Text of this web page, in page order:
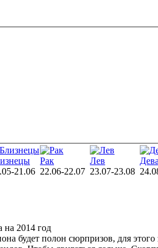
21.06
Рак
22.06-22.07
Лев
23.07-23.08
Дева
на 2014 год
будет полон сюрпризов, для